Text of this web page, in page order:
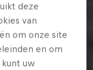
deze
van
om onze site
en om
uw